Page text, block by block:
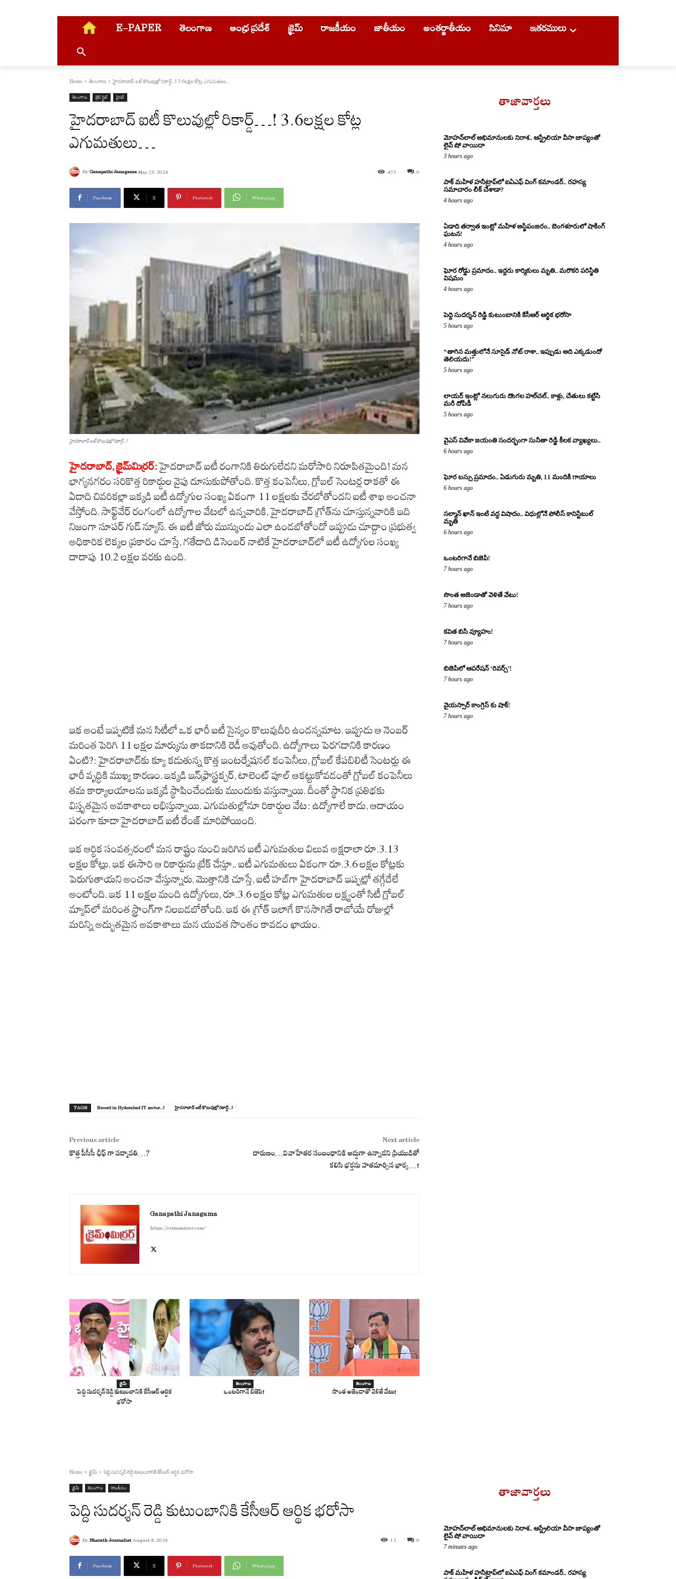
E-PAPER తెలంగాణ ఆంధ్ర ప్రదేశ్ క్రైమ్ రాజకీయం జాతీయం అంతర్జాతీయం సినిమా ఇతరములు
Home తెలంగాణ హైద‌రాబాద్ ఐటీ కొలువుల్లో రికార్డ్‌...! 3.6ల‌క్ష‌ల కోట్ల ఎగుమ‌తులు...
తెలంగాణ లైఫ్ స్టైల్ వైరల్
హైద‌రాబాద్ ఐటీ కొలువుల్లో రికార్డ్‌…! 3.6ల‌క్ష‌ల కోట్ల
ఎగుమ‌తులు…
By Ganapathi Janagama May 25, 2026 0
473
Facebook X Pinterest WhatsApp
హైద‌రాబాద్ ఐటీ కొలువుల్లో రికార్డ్‌...!
హైదరాబాద్, క్రైమ్‌మిర్ర‌ర్‌:హైదరాబాద్ ఐటీ రంగానికి తిరుగులేదని మరోసారి నిరూపితమైంది! మన
భాగ్యనగరం సరికొత్త రికార్డుల వైపు దూసుకుపోతోంది. కొత్త కంపెనీలు, గ్లోబల్ సెంటర్ల రాకతో ఈ
ఏడాది చివరికల్లా ఇక్కడి ఐటీ ఉద్యోగుల సంఖ్య ఏకంగా 11 లక్షలకు చేరబోతోందని ఐటీ శాఖ అంచనా
వేస్తోంది. సాఫ్ట్‌వేర్ రంగంలో ఉద్యోగాల వేటలో ఉన్నవారికి, హైదరాబాద్ గ్రోత్‌ను చూస్తున్నవారికి ఇది
నిజంగా సూపర్ గుడ్ న్యూస్. ఈ ఐటీ జోరు మున్ముందు ఎలా ఉండబోతోందో ఇప్పుడు చూద్దాం ప్రభుత్వ
అధికారిక లెక్కల ప్రకారం చూస్తే, గతేడాది డిసెంబర్ నాటికే హైదరాబాద్‌లో ఐటీ ఉద్యోగుల సంఖ్య
దాదాపు 10.2 లక్షల వరకు ఉంది.
ఇక అంటే ఇప్పటికే మన సిటీలో ఒక భారీ ఐటీ సైన్యం కొలువుదీరి ఉందన్నమాట. ఇప్పుడు ఆ నెంబర్
మరింత పెరిగి 11 లక్షల మార్కును తాకడానికి రెడీ అవుతోంది. ఉద్యోగాలు పెరగడానికి కారణం
ఏంటి?: హైదరాబాద్‌కు క్యూ కడుతున్న కొత్త ఇంటర్నేషనల్ కంపెనీలు, గ్లోబల్ కేపబిలిటీ సెంటర్లు ఈ
భారీ వృద్ధికి ముఖ్య కారణం. ఇక్కడి ఇన్‌ఫ్రాస్ట్రక్చర్, టాలెంట్ పూల్ ఆకట్టుకోవడంతో గ్లోబల్ కంపెనీలు
తమ కార్యాలయాలను ఇక్కడే స్థాపించేందుకు ముందుకు వస్తున్నాయి. దీంతో స్థానిక ప్రతిభకు
విస్తృతమైన అవకాశాలు లభిస్తున్నాయి. ఎగుమతుల్లోనూ రికార్డుల వేట: ఉద్యోగాలే కాదు, ఆదాయం
పరంగా కూడా హైదరాబాద్ ఐటీ రేంజ్ మారిపోయింది.
ఇక ఆర్థిక సంవత్సరంలో మన రాష్ట్రం నుంచి జరిగిన ఐటీ ఎగుమతుల విలువ అక్షరాలా రూ.3.13
లక్షల కోట్లు. ఇక ఈసారి ఆ రికార్డును బ్రేక్ చేస్తూ.. ఐటీ ఎగుమతులు ఏకంగా రూ.3.6 లక్షల కోట్లకు
పెరుగుతాయని అంచనా వేస్తున్నారు. మొత్తానికి చూస్తే, ఐటీ హబ్‌గా హైదరాబాద్ ఇప్పట్లో తగ్గేదేలే
అంటోంది. ఇక 11 లక్షల మంది ఉద్యోగులు, రూ.3.6 లక్షల కోట్ల ఎగుమతుల లక్ష్యంతో సిటీ గ్లోబల్
మ్యాప్‌లో మరింత స్ట్రాంగ్‌గా నిలబడబోతోంది. ఇక ఈ గ్రోత్ ఇలాగే కొనసాగితే రాబోయే రోజుల్లో
మరిన్ని అద్భుతమైన అవకాశాలు మన యువత సొంతం కావడం ఖాయం.
TAGS Record in Hyderabad IT sector...! హైద‌రాబాద్ ఐటీ కొలువుల్లో రికార్డ్‌...!
Previous article
కొత్త పీసీసీ ఛీఫ్ గా పద్మావతి…?
Next article
దారుణం…వివాహేత‌ర సంబంధానికి అడ్డుగా ఉన్నాడ‌ని ప్రియుడితో
క‌లిసి భ‌ర్త‌ను హ‌త‌మార్చిన భార్య‌…!
Ganapathi Janagama
https://crimemirror.com/
క్రైమ్
పెద్ది సుదర్శన్ రెడ్డి కుటుంబానికి కేసీఆర్ ఆర్థిక
భరోసా
తెలంగాణ
ఒంటరిగానే బిజెపి!
తెలంగాణ
సొంత అజెండాతో వెళితే వేటు!
తాజావార్తలు
మోహన్‌లాల్ అభిమానులకు నిరాశ.. ఆస్ట్రేలియా వీసా జాప్యంతో
లైవ్ షో వాయిదా
3 hours ago
పాక్ మహిళ హనీట్రాప్‌లో ఐఏఎఫ్ వింగ్ కమాండర్.. రహస్య
సమాచారం లీక్ చేశాడా?
4 hours ago
ఏడాది తర్వాత ఇంట్లో మహిళ అస్థిపంజరం.. బెంగళూరులో షాకింగ్
ఘటన!
4 hours ago
ఘోర రోడ్డు ప్రమాదం.. ఇద్దరు కార్మికులు మృతి.. మరొకరి పరిస్థితి
విషమం
4 hours ago
పెద్ది సుదర్శన్ రెడ్డి కుటుంబానికి కేసీఆర్ ఆర్థిక భరోసా
5 hours ago
“తాగిన మత్తులోనే సూసైడ్ నోట్ రాశా.. ఇప్పుడు అది ఎక్కడుందో
తెలియదు!”
5 hours ago
లాయర్ ఇంట్లో నలుగురు దొంగల హల్‌చల్.. కాళ్లు, చేతులు కట్టేసి
మరీ దోపిడీ
5 hours ago
వైఎస్ వివేకా జయంతి సందర్భంగా సునీతా రెడ్డి కీలక వ్యాఖ్యలు..
6 hours ago
ఘోర బస్సు ప్రమాదం.. ఏడుగురు మృతి, 11 మందికి గాయాలు
6 hours ago
సల్మాన్ ఖాన్ ఇంటి వద్ద విషాదం.. విధుల్లోనే పోలీస్ కానిస్టేబుల్
మృతి
6 hours ago
ఒంటరిగానే బిజెపి!
7 hours ago
సొంత అజెండాతో వెళితే వేటు!
7 hours ago
కవిత బిసి వ్యూహం!
7 hours ago
బిజెపిలో ఆపరేషన్ ‘రివర్స్’!
7 hours ago
వైయస్సార్ కాంగ్రెస్ కు షాక్!
7 hours ago